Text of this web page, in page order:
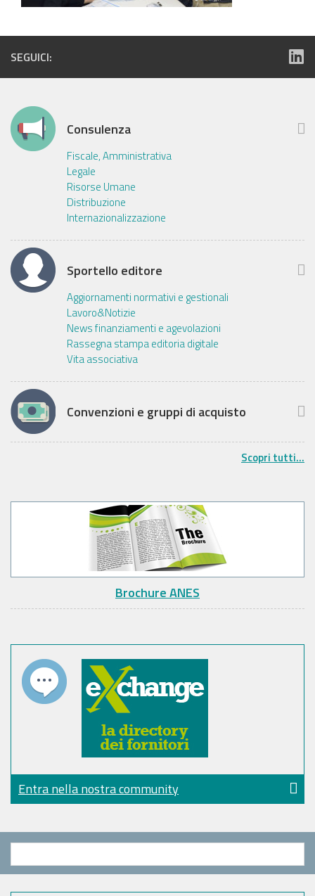
SEGUICI:
Consulenza
Fiscale, Amministrativa
Legale
Risorse Umane
Distribuzione
Internazionalizzazione
Sportello editore
Aggiornamenti normativi e gestionali
Lavoro&Notizie
News finanziamenti e agevolazioni
Rassegna stampa editoria digitale
Vita associativa
Convenzioni e gruppi di acquisto
Scopri tutti...
Brochure ANES
Entra nella nostra community